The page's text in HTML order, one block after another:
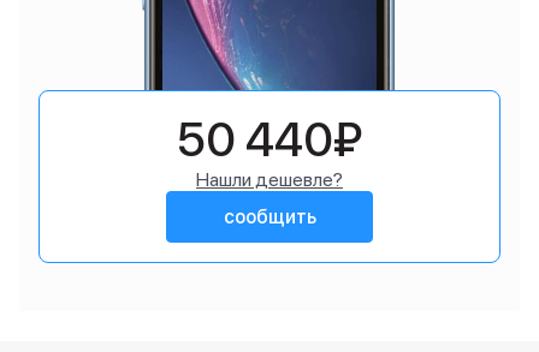
50 440₽
Нашли дешевле?
сообщить